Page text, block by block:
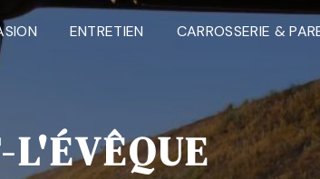
ENTRETIEN CARROSSERIE &